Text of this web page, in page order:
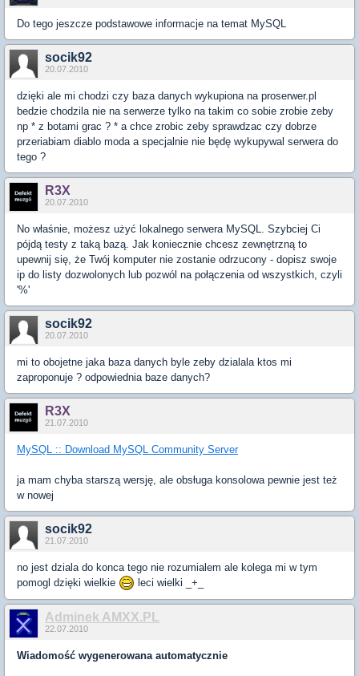
Do tego jeszcze podstawowe informacje na temat MySQL
socik92
20.07.2010
dzięki ale mi chodzi czy baza danych wykupiona na proserwer.pl
bedzie chodzila nie na serwerze tylko na takim co sobie zrobie zeby
np * z botami grac ? * a chce zrobic zeby sprawdzac czy dobrze
przeriabiam diablo moda a specjalnie nie będę wykupywal serwera do
tego ?
R3X
20.07.2010
No właśnie, możesz użyć lokalnego serwera MySQL. Szybciej Ci
pójdą testy z taką bazą. Jak koniecznie chcesz zewnętrzną to
upewnij się, że Twój komputer nie zostanie odrzucony - dopisz swoje
ip do listy dozwolonych lub pozwól na połączenia od wszystkich, czyli
'%'
socik92
20.07.2010
mi to obojetne jaka baza danych byle zeby dzialala ktos mi
zaproponuje ? odpowiednia baze danych?
R3X
21.07.2010
MySQL :: Download MySQL Community Server
ja mam chyba starszą wersję, ale obsługa konsolowa pewnie jest też
w nowej
socik92
21.07.2010
no jest dziala do konca tego nie rozumialem ale kolega mi w tym
pomogl dzięki wielkie
leci wielki _+_
Adminek AMXX.PL
22.07.2010
Wiadomość wygenerowana automatycznie